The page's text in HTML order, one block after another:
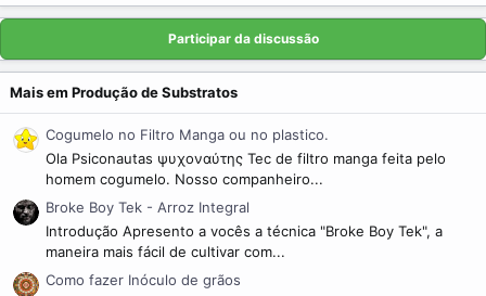
Participar da discussão
Mais em Produção de Substratos
Cogumelo no Filtro Manga ou no plastico.
Ola Psiconautas ψυχοναύτης Tec de filtro manga feita pelo
homem cogumelo. Nosso companheiro...
Broke Boy Tek - Arroz Integral
Introdução Apresento a vocês a técnica "Broke Boy Tek", a
maneira mais fácil de cultivar com...
Como fazer Inóculo de grãos